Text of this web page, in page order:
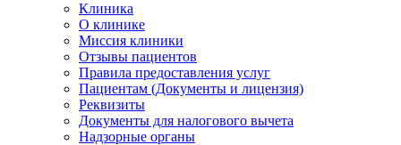
Клиника
О клинике
Миссия клиники
Отзывы пациентов
Правила предоставления услуг
Пациентам (Документы и лицензия)
Реквизиты
Документы для налогового вычета
Надзорные органы